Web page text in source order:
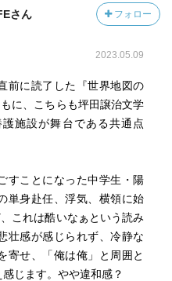
さん フォロー
2023.05.09
前に読了した『世界地図の
に、こちらも坪田譲治文学
施設が舞台である共通点
すことになった中学生・陽
単身赴任、浮気、横領に始
これは酷いなぁという読み
壮感が感じられず、冷静な
寄せ、「俺は俺」と周囲と
じます。やや違和感？